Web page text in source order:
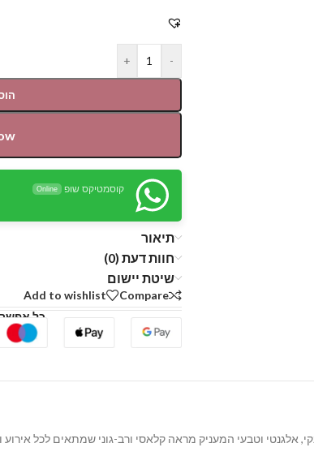
-
+
קוסמטיקס שופ Online
תיאור
חוות דעת (0)
שיטת יישום
Compare
Add to wishlist
כל